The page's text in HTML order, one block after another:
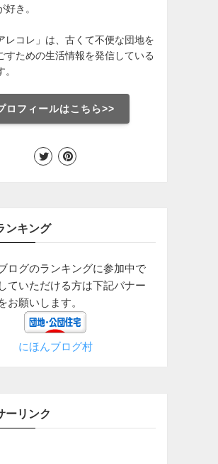
き。
レコレ」は、古くて不便な団地を
すための生活情報を発信している
ロフィールはこちら>>
ンキング
ログのランキングに参加中で
ていただける方は下記バナー
お願いします。
にほんブログ村
ーリンク